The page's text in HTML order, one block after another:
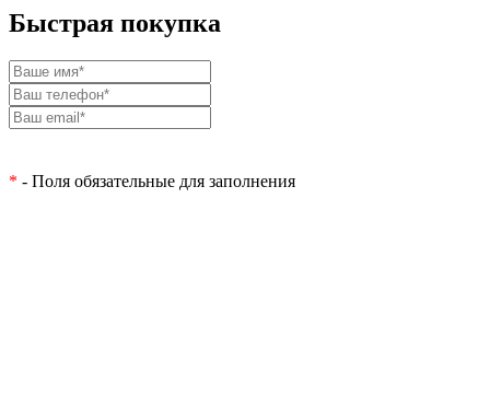
Быстрая покупка
* - Поля обязательные для заполнения